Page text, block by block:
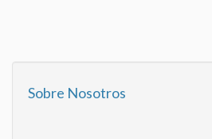
Sobre Nosotros